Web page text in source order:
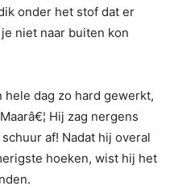
onder het stof dat er
niet naar buiten kon
hele dag zo hard gewerkt,
Hij zag nergens
af! Nadat hij overal
hoeken, wist hij het